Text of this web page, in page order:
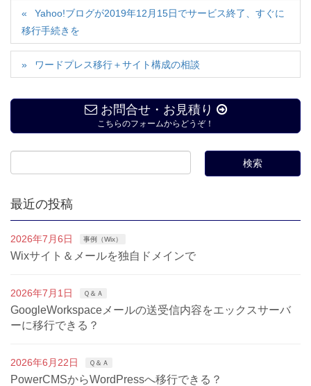
Yahoo!ブログが2019年12月15日でサービス終了、すぐに
移行手続きを
ワードプレス移行＋サイト構成の相談
お問合せ・お見積り
こちらのフォームからどうぞ！
最近の投稿
2026年7月6日 事例（Wix）
Wixサイト＆メールを独自ドメインで
2026年7月1日 Ｑ＆Ａ
GoogleWorkspaceメールの送受信内容をエックスサーバ
ーに移行できる？
2026年6月22日 Ｑ＆Ａ
PowerCMSからWordPressへ移行できる？